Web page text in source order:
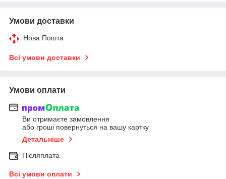
Умови доставки
Нова Пошта
Всі умови доставки
Умови оплати
Ви отримаєте замовлення
або гроші повернуться на вашу картку
Детальніше
Післяплата
Всі умови оплати